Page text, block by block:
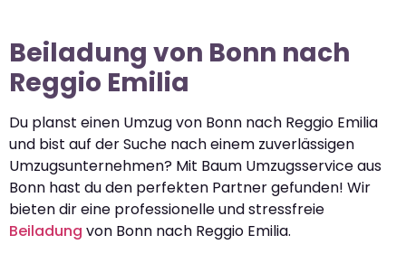
Beiladung von Bonn nach
Reggio Emilia
Du planst einen Umzug von Bonn nach Reggio Emilia
und bist auf der Suche nach einem zuverlässigen
Umzugsunternehmen? Mit Baum Umzugsservice aus
Bonn hast du den perfekten Partner gefunden! Wir
bieten dir eine professionelle und stressfreie
Beiladung von Bonn nach Reggio Emilia.